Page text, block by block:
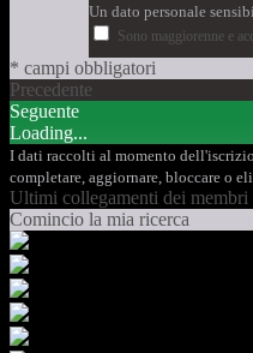
Un dato personale
Sono maggiorenne e
* campi obbligatori
Precedente
Seguente
Loading...
I dati raccolti al momento
completare, aggiornare, bloccare o
Ultimi collegamenti dei membri
Comincio la mia ricerca